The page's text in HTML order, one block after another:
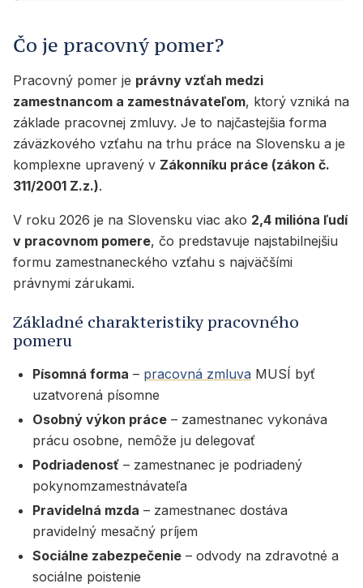
Čo je pracovný pomer?
Pracovný pomer je právny vzťah medzi
zamestnancom a zamestnávateľom, ktorý vzniká na
základe pracovnej zmluvy. Je to najčastejšia forma
záväzkového vzťahu na trhu práce na Slovensku a je
komplexne upravený v Zákonníku práce (zákon č.
311/2001 Z.z.).
V roku 2026 je na Slovensku viac ako 2,4 milióna ľudí
v pracovnom pomere, čo predstavuje najstabilnejšiu
formu zamestnaneckého vzťahu s najväčšími
právnymi zárukami.
Základné charakteristiky pracovného
pomeru
Písomná forma – pracovná zmluva MUSÍ byť
uzatvorená písomne
Osobný výkon práce – zamestnanec vykonáva
prácu osobne, nemôže ju delegovať
Podriadenosť – zamestnanec je podriadený
pokynomzamestnávateľa
Pravidelná mzda – zamestnanec dostáva
pravidelný mesačný príjem
Sociálne zabezpečenie – odvody na zdravotné a
sociálne poistenie